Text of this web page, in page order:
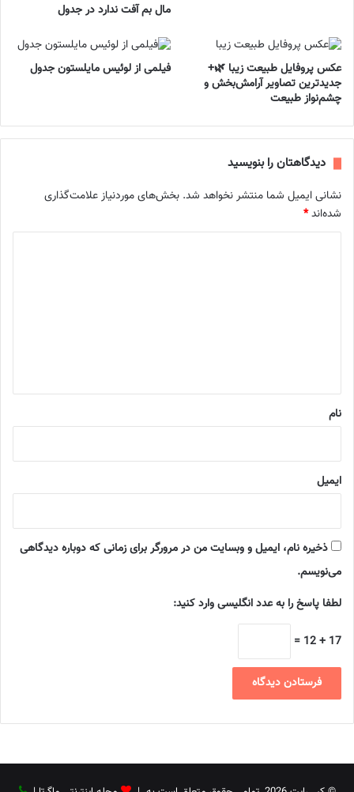
مال بم آفت ندارد در جدول
عکس پروفایل طبیعت زیبا 🌿+
جدیدترین تصاویر آرامش‌بخش و
چشم‌نواز طبیعت
فیلمی از لوئیس مایلستون جدول
دیدگاهتان را بنویسید
نشانی ایمیل شما منتشر نخواهد شد. بخش‌های موردنیاز علامت‌گذاری
شده‌اند*
نام
ایمیل
ذخیره نام، ایمیل و وبسایت من در مرورگر برای زمانی که دوباره دیدگاهی
می‌نویسم.
لطفا پاسخ را به عدد انگلیسی وارد کنید:
17 + 12 =